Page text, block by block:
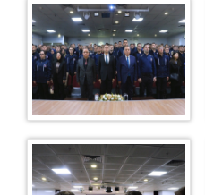
Bilgi İşlem, İstatistik, Arşiv
Bürosu
Öğrenci İşleri Bürosu
Araştırma ve Geliştirme (AR-
Güvenlik Bürosu
Sosyal Faaliyetler
Eğitimlerden Kareler